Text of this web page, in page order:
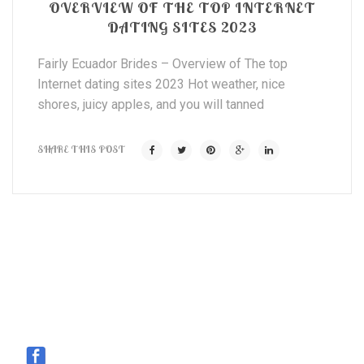
OVERVIEW OF THE TOP INTERNET
DATING SITES 2023
Fairly Ecuador Brides – Overview of The top
Internet dating sites 2023 Hot weather, nice
shores, juicy apples, and you will tanned
SHARE THIS POST